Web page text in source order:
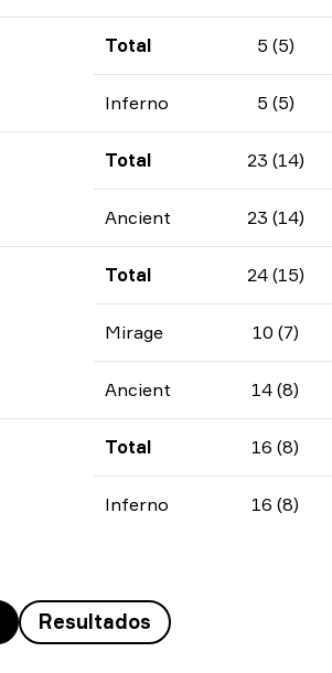
Total 5 (5)
Inferno 5 (5)
Total 23 (14)
Ancient 23 (14)
Total 24 (15)
Mirage 10 (7)
Ancient 14 (8)
Total 16 (8)
Inferno 16 (8)
Resultados